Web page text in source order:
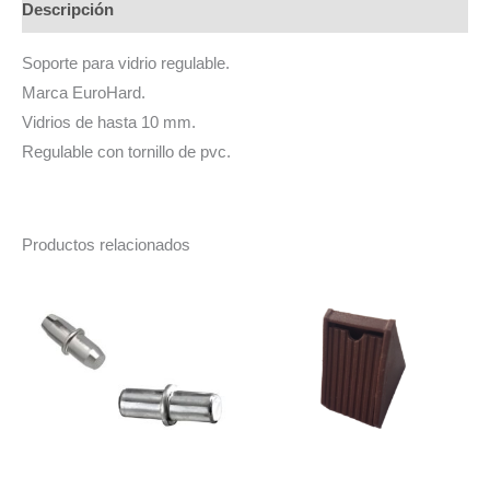
REGULABLE
EUROHARD
cantidad
Descripción
Soporte para vidrio regulable.
Marca EuroHard.
Vidrios de hasta 10 mm.
Regulable con tornillo de pvc.
Productos relacionados